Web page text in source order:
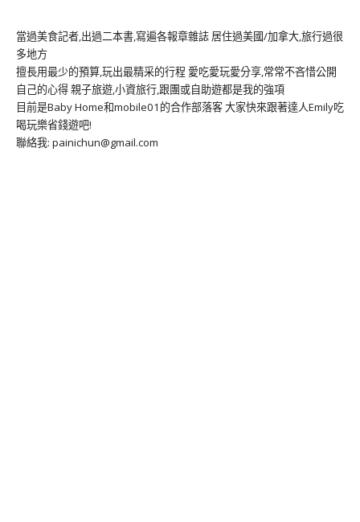
當過美食記者,出過二本書,寫遍各報章雜誌 居住過美國/加拿大,旅行過很
多地方
擅長用最少的預算,玩出最精采的行程 愛吃愛玩愛分享,常常不吝惜公開
自己的心得 親子旅遊,小資旅行,跟團或自助遊都是我的強項
目前是Baby Home和mobile01的合作部落客 大家快來跟著達人Emily吃
喝玩樂省錢遊吧!
聯絡我: painichun@gmail.com